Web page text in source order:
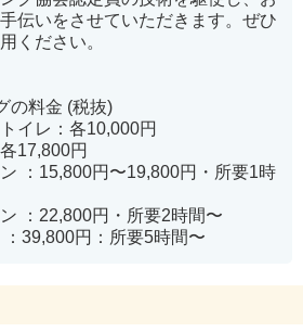
伝いをさせていただきます。ぜひ
ください。
の料金 (税抜)
イレ：各10,000円
17,800円
：15,800円〜19,800円・所要1時
：22,800円・所要2時間〜
39,800円：所要5時間〜